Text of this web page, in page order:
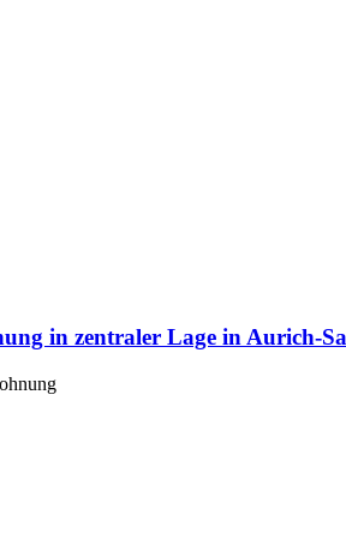
in zentraler Lage in Aurich-